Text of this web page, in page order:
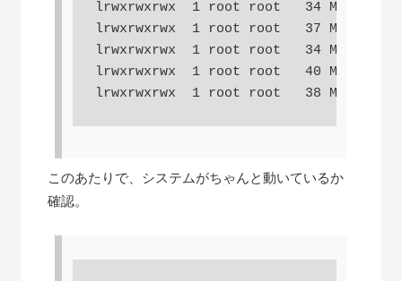
lrwxrwxrwx  1 root root   34 May 10
lrwxrwxrwx  1 root root   37 May 10
lrwxrwxrwx  1 root root   34 May 10
lrwxrwxrwx  1 root root   40 May 10
このあたりで、システムがちゃんと動いているか
確認。